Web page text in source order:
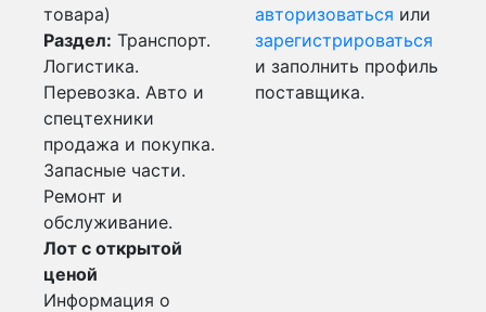
товара)
Раздел: Транспорт.
Логистика.
Перевозка. Авто и
спецтехники
продажа и покупка.
Запасные части.
Ремонт и
обслуживание.
Лот с открытой
ценой
Информация о
авторизоваться или
зарегистрироваться
и заполнить профиль
поставщика.